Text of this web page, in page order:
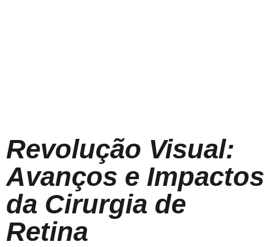
Revolução Visual:
Avanços e Impactos
da Cirurgia de
Retina